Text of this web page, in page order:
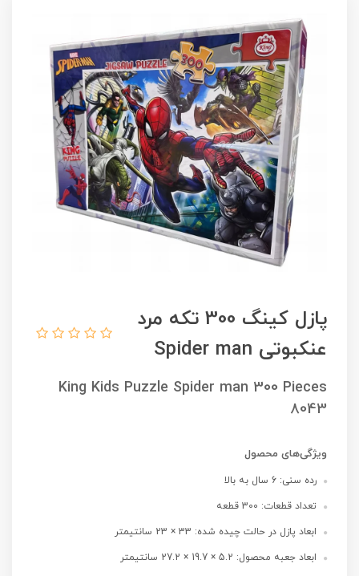
پازل کینگ 300 تکه مرد
عنکبوتی Spider man
King Kids Puzzle Spider man 300 Pieces
8043
ویژگی‌های محصول
رده سنی: 6 سال به بالا
تعداد قطعات: 300 قطعه
ابعاد پازل در حالت چیده شده: 33 × 23 سانتیمتر
ابعاد جعبه محصول: 5.2 × 19.7 × 27.2 سانتیمتر